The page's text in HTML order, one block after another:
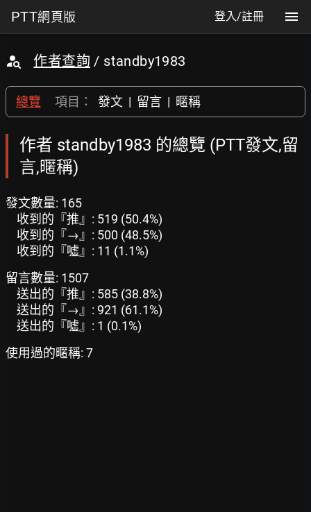
PTT網頁版 登入/註冊
作者查詢 / standby1983
總覽 項目： 發文 | 留言 | 暱稱
作者 standby1983 的總覽 (PTT發文,留
言,暱稱)
發文數量: 165
收到的『推』: 519 (50.4%)
收到的『→』: 500 (48.5%)
收到的『噓』: 11 (1.1%)
留言數量: 1507
送出的『推』: 585 (38.8%)
送出的『→』: 921 (61.1%)
送出的『噓』: 1 (0.1%)
使用過的暱稱: 7